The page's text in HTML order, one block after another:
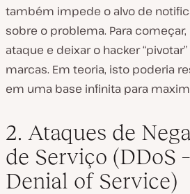
também impede o alvo de
sobre o problema. Para
ataque e deixar o hacker
marcas. Em teoria, isto poderia
em uma base infinita para
2. Ataques de
de Serviço (DDoS
Denial of Service)